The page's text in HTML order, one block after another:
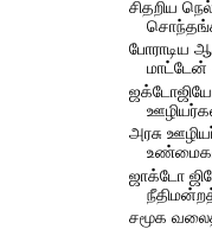
சிதறிய
போராடிய
மாட்டேன்
ஜக்டோஜியோ
அரசு
ஜாக்டோ
சமூக